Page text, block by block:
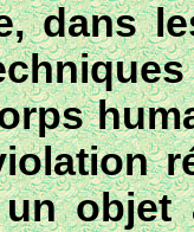
dans
objet